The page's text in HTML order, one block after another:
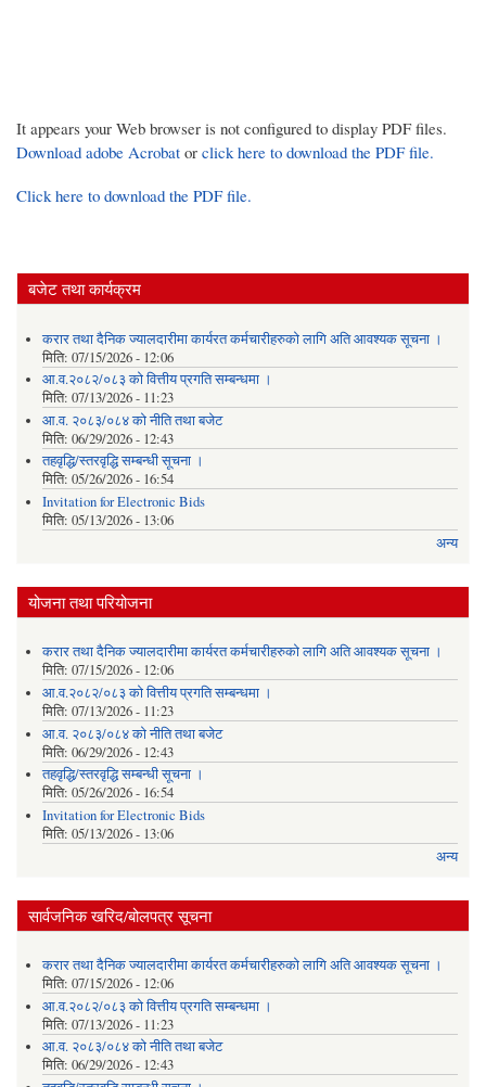
It appears your Web browser is not configured to display PDF files.
Download adobe Acrobat or click here to download the PDF file.
Click here to download the PDF file.
बजेट तथा कार्यक्रम
करार तथा दैनिक ज्यालदारीमा कार्यरत कर्मचारीहरुको लागि अति आवश्यक सूचना ।
मिति: 07/15/2026 - 12:06
आ.व.२०८२/०८३ को वित्तीय प्रगति सम्बन्धमा ।
मिति: 07/13/2026 - 11:23
आ.व. २०८३/०८४ को नीति तथा बजेट
मिति: 06/29/2026 - 12:43
तहवृद्धि/स्तरवृद्धि सम्बन्धी सूचना ।
मिति: 05/26/2026 - 16:54
Invitation for Electronic Bids
मिति: 05/13/2026 - 13:06
अन्य
योजना तथा परियोजना
करार तथा दैनिक ज्यालदारीमा कार्यरत कर्मचारीहरुको लागि अति आवश्यक सूचना ।
मिति: 07/15/2026 - 12:06
आ.व.२०८२/०८३ को वित्तीय प्रगति सम्बन्धमा ।
मिति: 07/13/2026 - 11:23
आ.व. २०८३/०८४ को नीति तथा बजेट
मिति: 06/29/2026 - 12:43
तहवृद्धि/स्तरवृद्धि सम्बन्धी सूचना ।
मिति: 05/26/2026 - 16:54
Invitation for Electronic Bids
मिति: 05/13/2026 - 13:06
अन्य
सार्वजनिक खरिद/बोलपत्र सूचना
करार तथा दैनिक ज्यालदारीमा कार्यरत कर्मचारीहरुको लागि अति आवश्यक सूचना ।
मिति: 07/15/2026 - 12:06
आ.व.२०८२/०८३ को वित्तीय प्रगति सम्बन्धमा ।
मिति: 07/13/2026 - 11:23
आ.व. २०८३/०८४ को नीति तथा बजेट
मिति: 06/29/2026 - 12:43